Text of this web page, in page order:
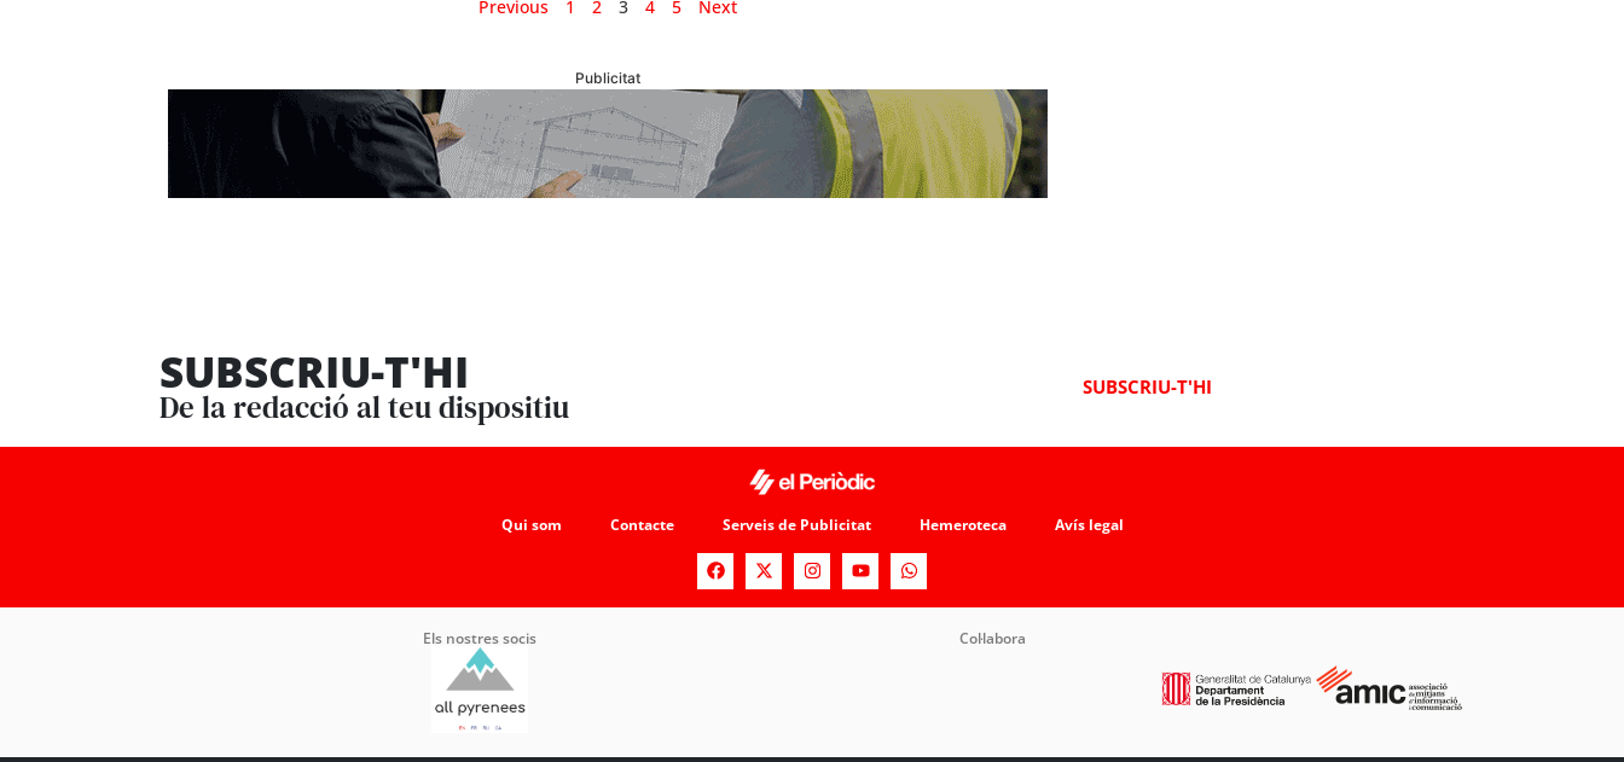
Previous 1 2 3 4 5 Next
Publicitat
SUBSCRIU-T'HI
De la redacció al teu dispositiu
SUBSCRIU-T'HI
Qui som Contacte Serveis de Publicitat Hemeroteca Avís legal
Els nostres socis Col·labora